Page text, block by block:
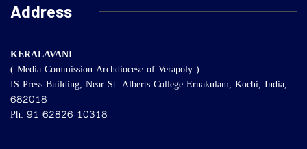
Address
KERALAVANI
( Media Commission Archdiocese of Verapoly )
IS Press Building, Near St. Alberts College Ernakulam, Kochi, India,
682018
Ph: 91 62826 10318